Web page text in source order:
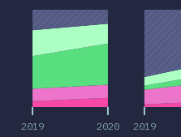
2019 2020 2019